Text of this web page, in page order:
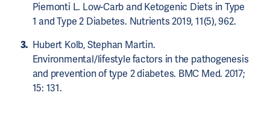
Piemonti L. Low-Carb and Ketogenic Diets in Type
1 and Type 2 Diabetes. Nutrients 2019, 11(5), 962.
Hubert Kolb, Stephan Martin.
Environmental/lifestyle factors in the pathogenesis
and prevention of type 2 diabetes. BMC Med. 2017;
15: 131.